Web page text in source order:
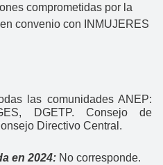
comprometidas por la
convenio con INMUJERES
las comunidades ANEP:
DGETP. Consejo de
Directivo Central.
en 2024: No corresponde.